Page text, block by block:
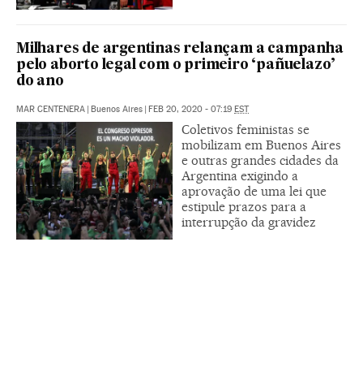
Milhares de argentinas relançam a campanha
pelo aborto legal com o primeiro ‘pañuelazo’
do ano
MAR CENTENERA | Buenos Aires | FEB 20, 2020 - 07:19 EST
Coletivos feministas se
mobilizam em Buenos Aires
e outras grandes cidades da
Argentina exigindo a
aprovação de uma lei que
estipule prazos para a
interrupção da gravidez